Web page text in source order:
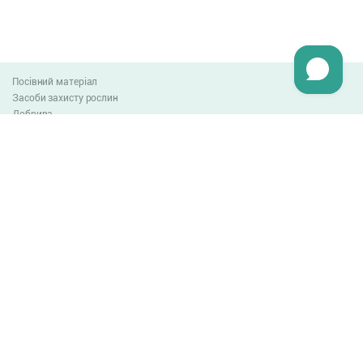
Посівний матеріал
Засоби захисту рослин
Добрива